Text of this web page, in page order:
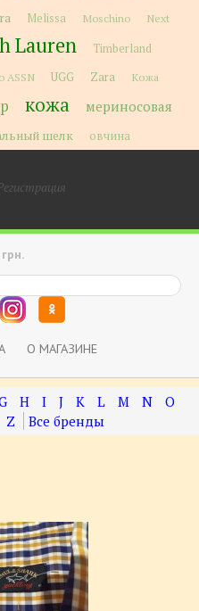
Melissa Moschino
Next
Lauren Timberland
ASSN UGG Zara
Кожа
кожа
мериносовая
шелк овчина
О МАГАЗИНЕ
H I J K L M N
O
Z